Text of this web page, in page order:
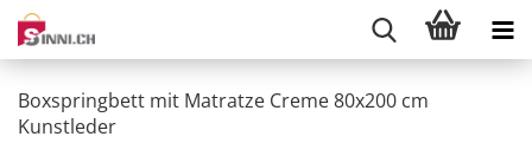
Boxspringbett mit Matratze Creme 80x200 cm
Kunstleder